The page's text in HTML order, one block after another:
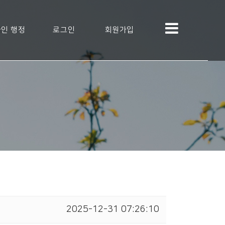
행정 로그인 회원가입
2025-12-31 07:26:10